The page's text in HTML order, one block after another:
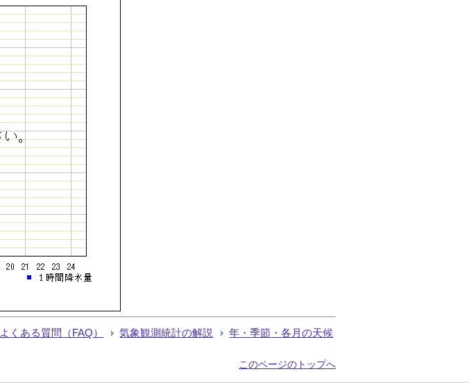
よくある質問（FAQ） 気象観測統計の解説 年・季節・各月の天候
このページのトップへ